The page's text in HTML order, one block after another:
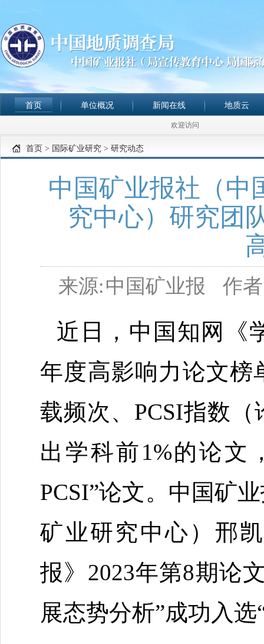
首页
欢迎访问
单位概况 新闻在线 地质云
首页 > 国际矿业研究 > 研究动态
中国矿业报社（中
究中心）研究团
来源:中国矿业报 作
近日，中国知网《
年度高影响力论文榜
载频次、 PCSI指数（
出学科前1%的论文
PCSI”论文。中国矿
矿业研究中心）邢
报》 2023年第8期论
展态势分析”成功入